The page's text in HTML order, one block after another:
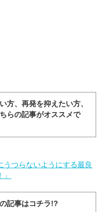
方、再発を抑えたい方、
らの記事がオススメで
うつらないようにする最良
記事はコチラ!?